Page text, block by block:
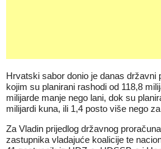
Hrvatski sabor donio je danas državni
kojim su planirani rashodi od 118,8
milijarde manje nego lani, dok su
milijardi kuna, ili 1,4 posto više nego
Za Vladin prijedlog državnog
zastupnika vladajuće koalicije te